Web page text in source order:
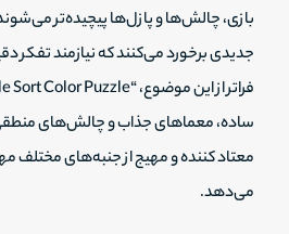
بازی، چالش‌ها و پازل‌ها پیچیده‌تر
جدیدی برخورد می‌کنند که نیازمند تفکر
ساده، معماهای جذاب و چالش‌های
معتاد کننده و مهیج از جنبه‌های مختلف
می‌دهد.